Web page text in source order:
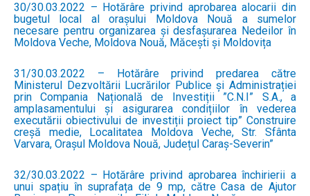
30/30.03.2022 – Hotărâre privind aprobarea alocarii din
bugetul local al orașului Moldova Nouă a sumelor
necesare pentru organizarea și desfașurarea Nedeilor în
Moldova Veche, Moldova Nouă, Măcești și Moldovița
31/30.03.2022 – Hotărâre privind predarea către
Ministerul Dezvoltării Lucrărilor Publice și Administrației
prin Compania Națională de Investiții ”C.N.I” S.A., a
amplasamentului și asigurarea condițiilor în vederea
executării obiectivului de investiții proiect tip” Construire
creșă medie, Localitatea Moldova Veche, Str. Sfânta
Varvara, Orașul Moldova Nouă, Județul Caraș-Severin”
32/30.03.2022 – Hotărâre privind aprobarea închirierii a
unui spațiu în suprafața de 9 mp, către Casa de Ajutor